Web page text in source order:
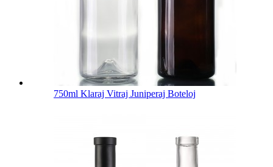
750ml Klaraj Vitraj Juniperaj Boteloj